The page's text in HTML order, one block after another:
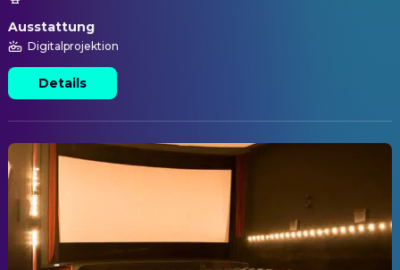
Ausstattung
Digitalprojektion
Details